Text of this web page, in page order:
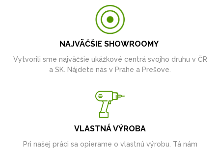
NAJVÄČŠIE SHOWROOMY
Vytvorili sme najväčšie ukážkové centrá svojho druhu v ČR
a SK. Nájdete nás v Prahe a Prešove.
VLASTNÁ VÝROBA
Pri našej práci sa opierame o vlastnú výrobu. Tá nám